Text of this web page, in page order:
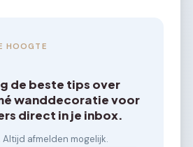
HOOGTE
de beste tips over
wanddecoratie voor
direct in je inbox.
Altijd afmelden mogelijk.